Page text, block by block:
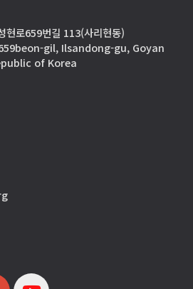
현로659번길 113(사리현동)
gil, Ilsandong-gu, Goyan
of Korea